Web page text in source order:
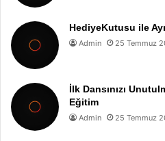
HediyeKutusu ile
Admin 25 Temmuz
İlk Dansınızı
Eğitim
Admin 25 Temmuz